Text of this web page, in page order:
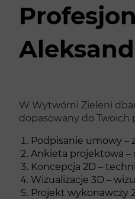
W Wytwórni Zieleni
dopasowany do
Podpisanie umowy –
Ankieta projektowa –
Koncepcja 2D –
Wizualizacje 3D –
Projekt wykonawczy